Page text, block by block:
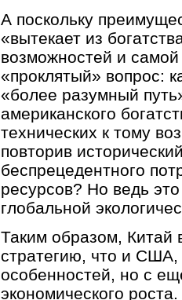
А поскольку
«вытекает из
возможностей и самой
«проклятый» вопрос:
«более разумный
американского
технических к тому
повторив
беспрецедентного
ресурсов? Но ведь
глобальной
Таким образом, Китай
стратегию, что и США,
особенностей, но с
экономического роста.